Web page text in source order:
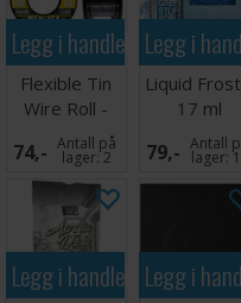
Legg i handlekurven
Flexible Tin
Wire Roll -
0,5mm (11,5
m)
74,- Antall på
lager:2
Legg i
Liquid
17 ml
79,- Antall
lager:
Legg i handlekurven
Legg i